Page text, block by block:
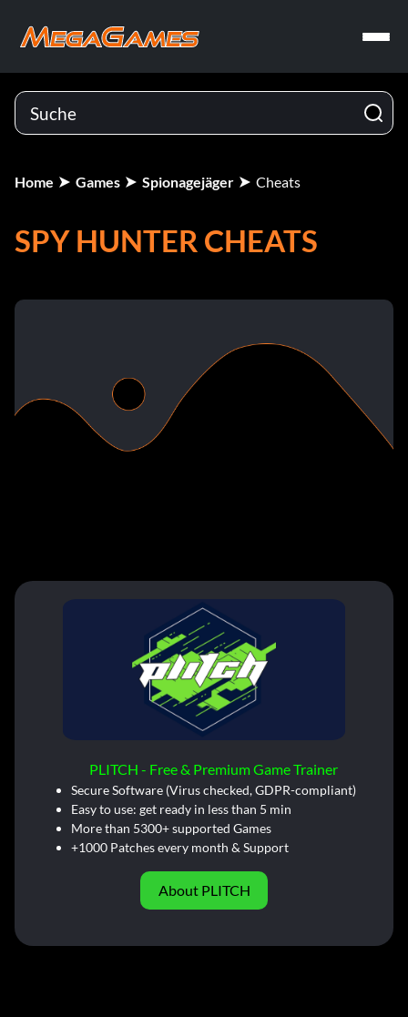
Home Games Spionagejäger Cheats
SPY HUNTER CHEATS
PLITCH - Free & Premium Game Trainer
Secure Software (Virus checked, GDPR-compliant)
Easy to use: get ready in less than 5 min
More than 5300+ supported Games
+1000 Patches every month & Support
About PLITCH